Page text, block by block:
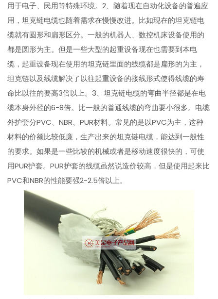
用于电子、民用等特殊环境。2、随着现在自动化设备的普遍应
用，坦克链电缆也随着需求在慢慢改进。比如现在的坦克链电
缆就有圆形和扁形区分。一般的机器人、数控机床设备使用的
都是圆形为主。但是一些大型的起重设备现在也需要到本电
缆，起重设备现在使用的坦克链里面的线缆都是扁形的为主，
坦克链以及线缆解决了以往起重设备的接线形式使得线缆的寿
命比以往的要高3倍以上。3、坦克链电缆的弯曲半径都是在电
缆本身外径的6-8倍。比一般的普通线缆的弯曲要小很多。电缆
外护套分PVC、NBR、PUR材料。常见的是以PVC为主，这种
材料的价额比较低廉，生产出来的坦克链电缆，能达到一般性
的要求。如果是一些比较的机械或者是移动速度很快的，可使
用PUR护套。PUR护套的线缆虽然说造价较高，但是使用起来比
PVC和NBR的性能要强2-2.5倍以上。